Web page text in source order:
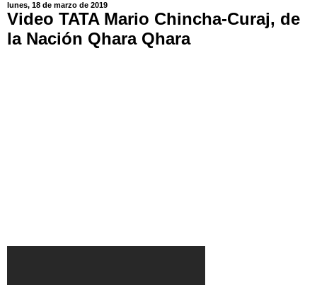
lunes, 18 de marzo de 2019
Video TATA Mario Chincha-Curaj, de
la Nación Qhara Qhara